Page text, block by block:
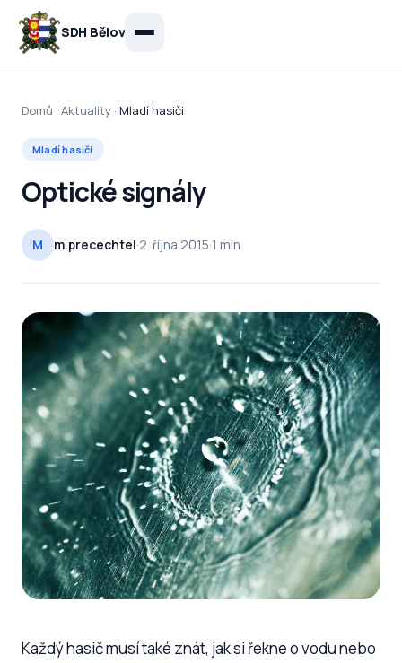
Přejít k obsahu
SDH Bělov
Domů · Aktuality · Mladí hasiči
Mladí hasiči
Optické signály
M m.precechtel·2. října 2015·1 min
Každý hasič musí také znát, jak si řekne o vodu nebo